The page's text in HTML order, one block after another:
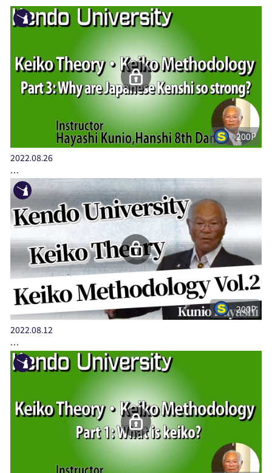
200P
2022.08.26
…
200P
2022.08.12
…